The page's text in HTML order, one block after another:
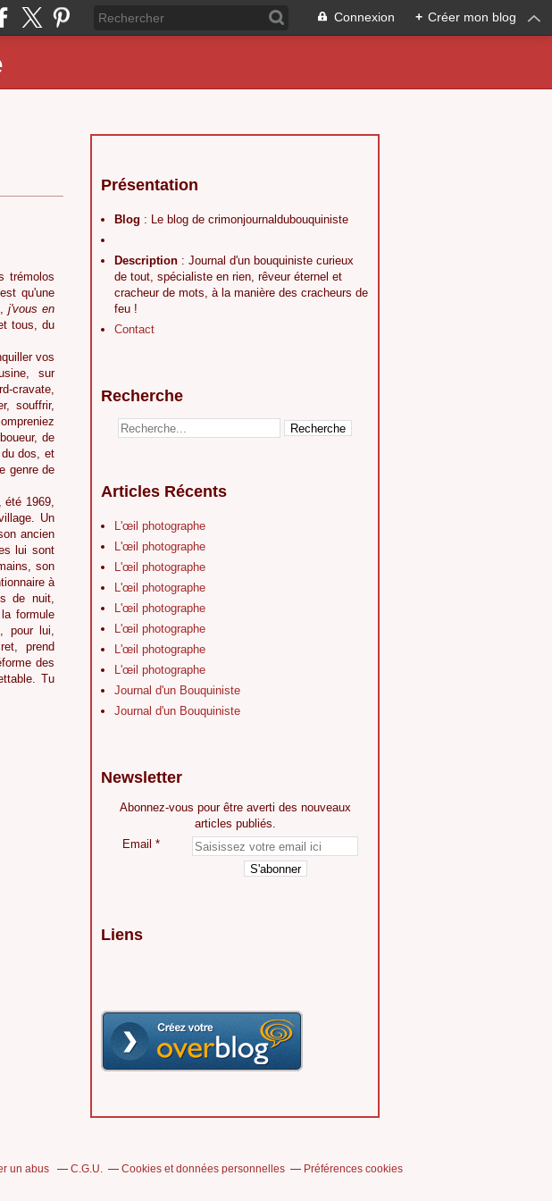
Connexion + Créer mon blog
trémolos
qu'une
j'vous en
tous, du
vos
sur
cravate,
souffrir,
de
dos, et
genre de
été 1969,
Un
ancien
lui sont
son
à
de nuit,
formule
pour lui,
prend
des
Tu
Présentation
Blog : Le blog de crimonjournaldubouquiniste
Description : Journal d'un bouquiniste curieux
de tout, spécialiste en rien, rêveur éternel et
cracheur de mots, à la manière des cracheurs de
feu !
Contact
Recherche
Articles Récents
L'œil photographe
L'œil photographe
L'œil photographe
L'œil photographe
L'œil photographe
L'œil photographe
L'œil photographe
L'œil photographe
Journal d'un Bouquiniste
Journal d'un Bouquiniste
Newsletter
Abonnez-vous pour être averti des nouveaux
articles publiés.
Email
Liens
un abus C.G.U. Cookies et données personnelles Préférences cookies